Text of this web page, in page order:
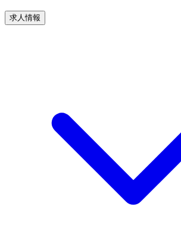
求人情報